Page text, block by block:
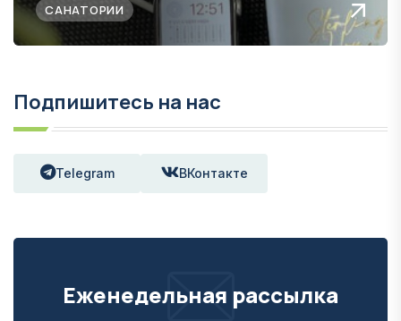
САНАТОРИИ
Подпишитесь на нас
Telegram ВКонтакте
Еженедельная рассылка